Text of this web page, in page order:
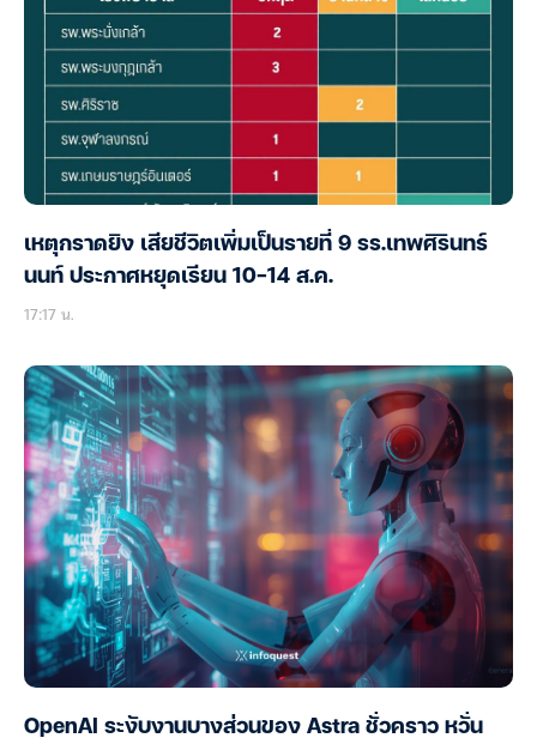
เหตุกราดยิง เสียชีวิตเพิ่มเป็นรายที่ 9 รร.เทพศิรินทร์
นนท์ ประกาศหยุดเรียน 10-14 ส.ค.
17:17 น.
OpenAI ระงับงานบางส่วนของ Astra ชั่วคราว หวั่น